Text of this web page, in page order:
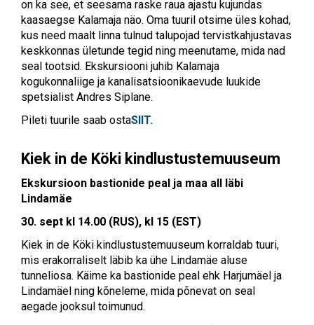
on ka see, et seesama raske raua ajastu kujundas
kaasaegse Kalamaja näo. Oma tuuril otsime üles kohad,
kus need maalt linna tulnud talupojad tervistkahjustavas
keskkonnas ületunde tegid ning meenutame, mida nad
seal tootsid. Ekskursiooni juhib Kalamaja
kogukonnaliige ja kanalisatsioonikaevude luukide
spetsialist Andres Siplane.
Pileti tuurile saab ostaSIIT.
Kiek in de Köki kindlustustemuuseum
Ekskursioon bastionide peal ja maa all läbi
Lindamäe
30. sept kl 14.00 (RUS), kl 15 (EST)
Kiek in de Köki kindlustustemuuseum korraldab tuuri,
mis erakorraliselt läbib ka ühe Lindamäe aluse
tunneliosa. Käime ka bastionide peal ehk Harjumäel ja
Lindamäel ning kõneleme, mida põnevat on seal
aegade jooksul toimunud.